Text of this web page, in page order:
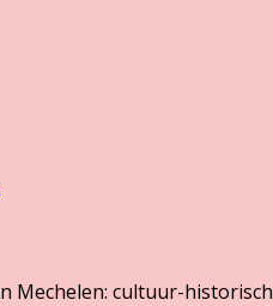
Mechelen: cultuur-historisch